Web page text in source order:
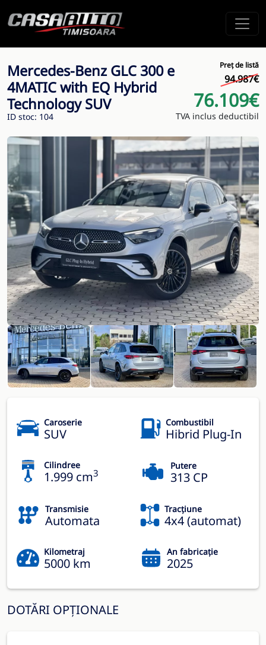
Mercedes-Benz GLC 300 e
4MATIC with EQ Hybrid
Technology SUV
ID stoc: 104
Preț de listă
94.987€
76.109€
TVA inclus deductibil
Caroserie
SUV
Combustibil
Hibrid Plug-In
Cilindree
1.999 cm3
Putere
313 CP
Transmisie
Automata
Tracțiune
4x4 (automat)
Kilometraj
5000 km
An fabricație
2025
DOTĂRI OPȚIONALE